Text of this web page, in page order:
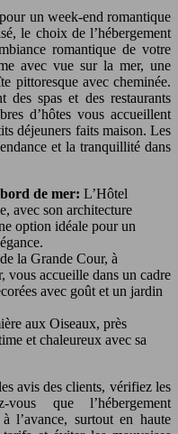
un week-end romantique
le choix de l’hébergement
romantique de votre
avec vue sur la mer, une
pittoresque avec cheminée.
des spas et des restaurants
d’hôtes vous accueillent
déjeuners faits maison. Les
et la tranquillité dans
de mer: L’Hôtel
avec son architecture
option idéale pour un
la Grande Cour, à
vous accueille dans un cadre
avec goût et un jardin
aux Oiseaux, près
et chaleureux avec sa
avis des clients, vérifiez les
vous que l’hébergement
l’avance, surtout en haute